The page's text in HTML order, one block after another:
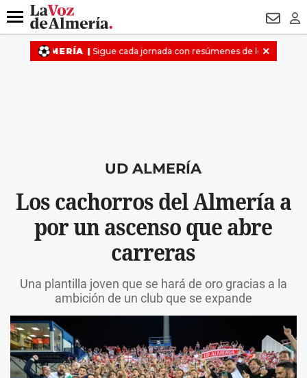
DESTACADO
Menú
UD ALMERÍA
Los cachorros del Almería a
por un ascenso que abre
carreras
Una plantilla joven que se hará de oro gracias a la
ambición de un club que se expande